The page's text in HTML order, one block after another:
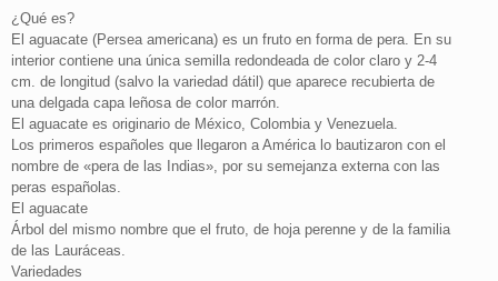
¿Qué es?
El aguacate (Persea americana) es un fruto en forma de pera. En su
interior contiene una única semilla redondeada de color claro y 2-4
cm. de longitud (salvo la variedad dátil) que aparece recubierta de
una delgada capa leñosa de color marrón.
El aguacate es originario de México, Colombia y Venezuela.
Los primeros españoles que llegaron a América lo bautizaron con el
nombre de «pera de las Indias», por su semejanza externa con las
peras españolas.
El aguacate
Árbol del mismo nombre que el fruto, de hoja perenne y de la familia
de las Lauráceas.
Variedades